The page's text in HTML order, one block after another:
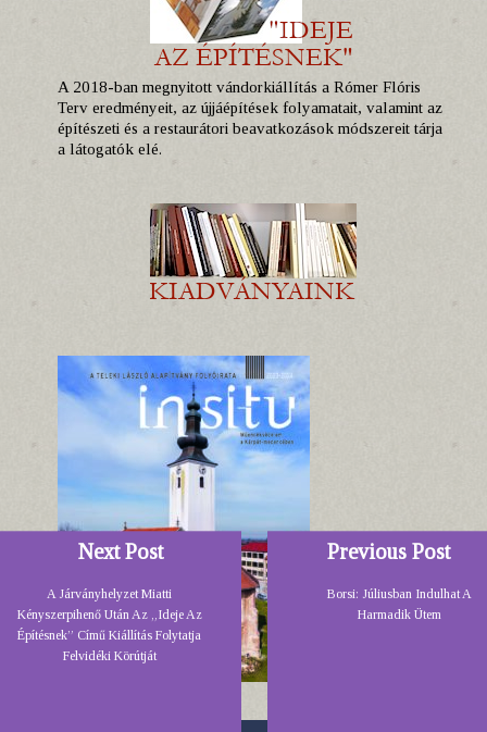
A 2018-ban megnyitott vándorkiállítás a Rómer Flóris
Terv eredményeit, az újjáépítések folyamatait, valamint az
építészeti és a restaurátori beavatkozások módszereit tárja
a látogatók elé.
Previous Post
Borsi: Júliusban Indulhat A
Harmadik Ütem
Next Post
A Járványhelyzet Miatti
Kényszerpihenő Után Az „Ideje Az
Építésnek” Című Kiállítás Folytatja
Felvidéki Körútját